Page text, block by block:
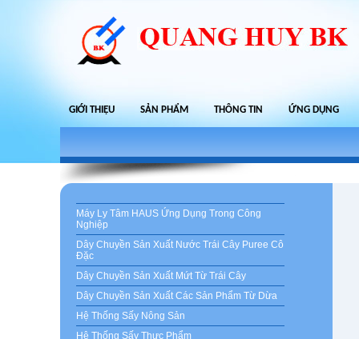
GIỚI THIỆU SẢN PHẨM THÔNG TIN ỨNG DỤNG
Máy Ly Tâm HAUS Ứng Dụng Trong Công
Nghiệp
Dây Chuyền Sản Xuất Nước Trái Cây Puree Cô
Đặc
Dây Chuyền Sản Xuất Mứt Từ Trái Cây
Dây Chuyền Sản Xuất Các Sản Phẩm Từ Dừa
Hệ Thống Sấy Nông Sản
Hệ Thống Sấy Thực Phẩm